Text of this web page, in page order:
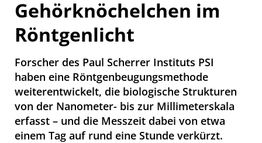
Gehörknöchelchen im
Röntgenlicht
Forscher des Paul Scherrer Instituts PSI
haben eine Röntgenbeugungsmethode
weiterentwickelt, die biologische Strukturen
von der Nanometer- bis zur Millimeterskala
erfasst – und die Messzeit dabei von etwa
einem Tag auf rund eine Stunde verkürzt.